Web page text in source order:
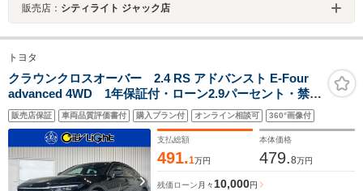
販売店： シティライト ジャック店
トヨタ
クラウンクロスオーバー 2.4 RS アドバンスト E-Four
advanced 4WD 1年保証付・ローン2.9パーセント・禁煙
車・1オーナー・リヤサポートpkg・ムーンルーフ・パノ
ラミックビューモニター・トヨタチームメイト・ドラレ
コ・デジタルインナーミラー・新品タイヤ・ナビ・TV・
Bluetooth・USB
販売店保証 車両品質評価書付 購入プラン付 オンライン相談可 360°画像付
支払総額
491.1万円
本体価格
479.8万円
残価ローン 月々 10,000円